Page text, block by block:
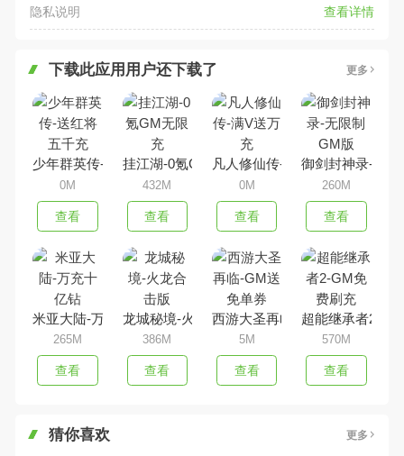
隐私说明 查看详情
下载此应用用户还下载了 更多
少年群英传-送红将五千充
0M
查看
挂江湖-0氪GM无限充
432M
查看
凡人修仙传-满V送万充
0M
查看
御剑封神录-无
260M
查看
米亚大陆-万充十亿钻
265M
查看
龙城秘境-火龙合击版
386M
查看
西游大圣再临-GM送免单券
5M
查看
超能继承者2-
570M
查看
猜你喜欢 更多